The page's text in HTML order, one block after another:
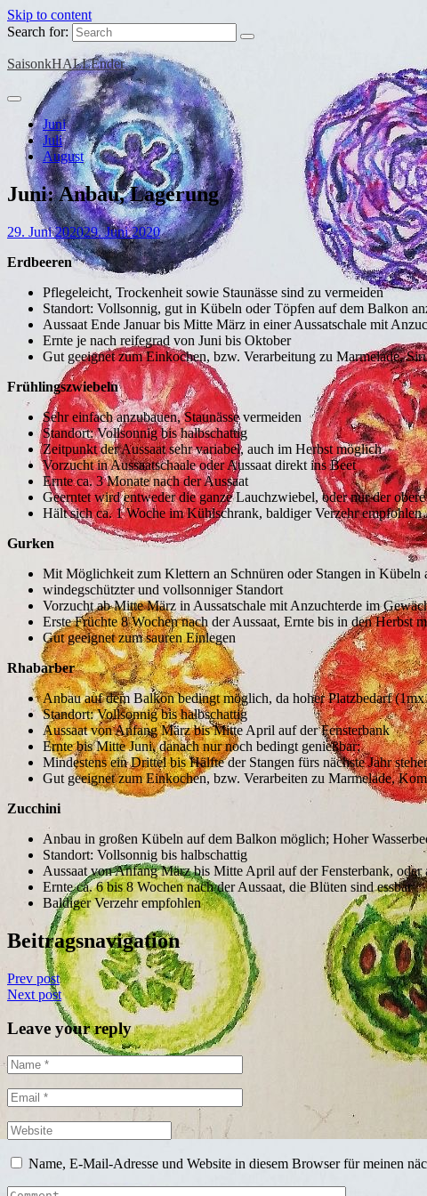
Skip to content
Search for:
SaisonkHALLEnder
Juni
Juli
August
Juni: Anbau, Lagerung
29. Juni 202029. Juni 2020
Erdbeeren
Pflegeleicht, Trockenheit sowie Staunässe sind zu vermeiden
Standort: Vollsonnig, gut in Kübeln oder Töpfen auf dem Balkon
Aussaat Ende Januar bis Mitte März in einer Aussatschale mit
Ernte je nach reifegrad von Juni bis Oktober
Gut geeignet zum Einkochen, bzw. Verarbeitung zu Marmelade,
Frühlingszwiebeln
Sehr einfach anzubauen, Staunässe vermeiden
Standort: Vollsonnig bis halbschattig
Zeitpunkt der Aussaat sehr variabel, auch im Herbst möglich
Vorzucht in Aussaatschaale oder Aussaat direkt ins Beet
Ernte ca. 3 Monate nach der Aussaat
Geerntet wird entweder die ganze Lauchzwiebel, oder nur der
Hält sich ca. 1 Woche im Kühlschrank, baldiger Verzehr empfohlen
Gurken
Mit Möglichkeit zum Klettern an Schnüren oder Stangen in Kübeln
windegschützter und vollsonniger Standort
Vorzucht ab Mitte März in Aussatschale mit Anzuchterde im
Erste Früchte 8 Wochen nach der Aussaat, Ernte bis in den Herbst
Gut geeignet zum sauren Einlegen
Rhabarber
Anbau auf dem Balkon bedingt möglich, da hoher Platzbedarf
Standort: Vollsonnig bis halbschattig
Aussaat von Anfang März bis Mitte April auf der Fensterbank
Ernte bis Mitte Juni, danach nur noch bedingt genießbar;
Mindestens ein Drittel bis Hälfte der Stangen fürs nächste Jahr
Gut geeignet zum Einkochen, bzw. Verarbeiten zu Marmelade,
Zucchini
Anbau in großen Kübeln auf dem Balkon möglich; Hoher
Standort: Vollsonnig bis halbschattig
Aussaat von Anfang März bis Mitte April auf der Fensterbank,
Ernte ca. 6 bis 8 Wochen nach der Aussaat, die Blüten sind essbar
Baldiger Verzehr empfohlen
Beitragsnavigation
Prev post
Next post
Leave your reply
Name, E-Mail-Adresse und Website in diesem Browser für meinen